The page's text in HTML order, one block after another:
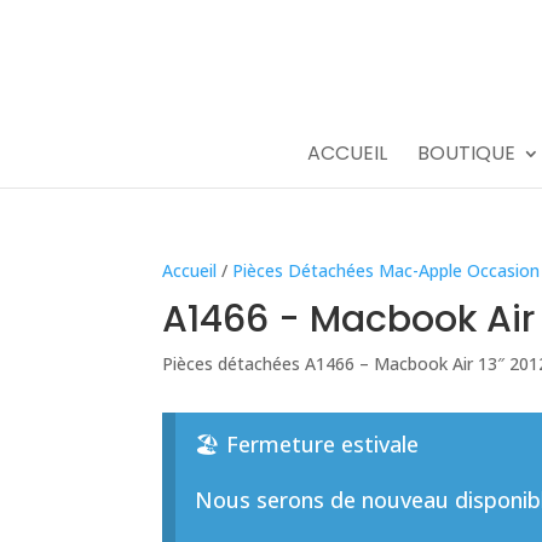
ACCUEIL BOUTIQUE
Accueil / Pièces Détachées Mac-Apple Occasion
A1466 - Macbook Air
Pièces détachées A1466 – Macbook Air 13″
🏖️ Fermeture estivale
Nous serons de nouveau